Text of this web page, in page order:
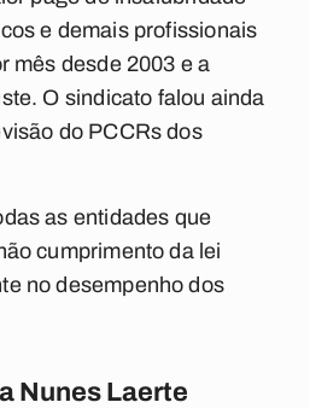
e demais profissionais
mês desde 2003 e a
O sindicato falou ainda
do PCCRs dos
as entidades que
cumprimento da lei
no desempenho dos
Nunes Laerte